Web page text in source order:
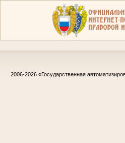
2006-2026 «Государственная